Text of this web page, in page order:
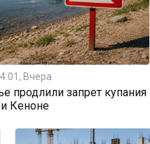
Вчера
продлили запрет купания
Кеноне